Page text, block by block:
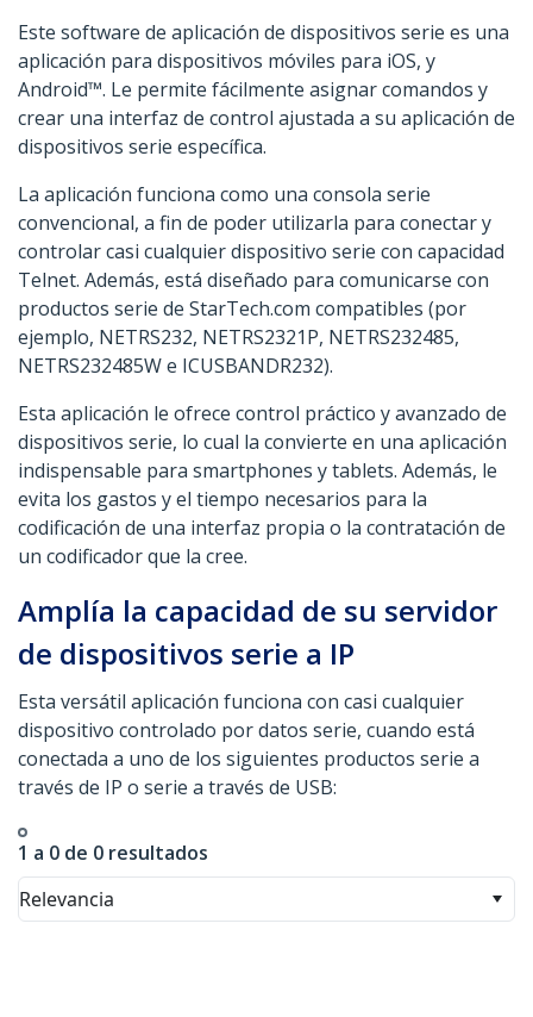
Este software de aplicación de dispositivos serie es una
aplicación para dispositivos móviles para iOS, y
Android™. Le permite fácilmente asignar comandos y
crear una interfaz de control ajustada a su aplicación de
dispositivos serie específica.
La aplicación funciona como una consola serie
convencional, a fin de poder utilizarla para conectar y
controlar casi cualquier dispositivo serie con capacidad
Telnet. Además, está diseñado para comunicarse con
productos serie de StarTech.com compatibles (por
ejemplo, NETRS232, NETRS2321P, NETRS232485,
NETRS232485W e ICUSBANDR232).
Esta aplicación le ofrece control práctico y avanzado de
dispositivos serie, lo cual la convierte en una aplicación
indispensable para smartphones y tablets. Además, le
evita los gastos y el tiempo necesarios para la
codificación de una interfaz propia o la contratación de
un codificador que la cree.
Amplía la capacidad de su servidor
de dispositivos serie a IP
Esta versátil aplicación funciona con casi cualquier
dispositivo controlado por datos serie, cuando está
conectada a uno de los siguientes productos serie a
través de IP o serie a través de USB:
1 a 0 de 0 resultados
Relevancia